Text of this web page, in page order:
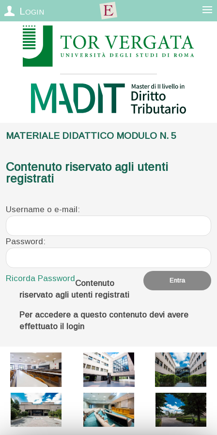
Login
Materiale Didattico Modulo n. 5
Contenuto riservato agli utenti
registrati
Username o e-mail:
Password:
Ricorda Password
Contenuto
riservato agli utenti registrati
Per accedere a questo contenuto devi avere
effettuato il login